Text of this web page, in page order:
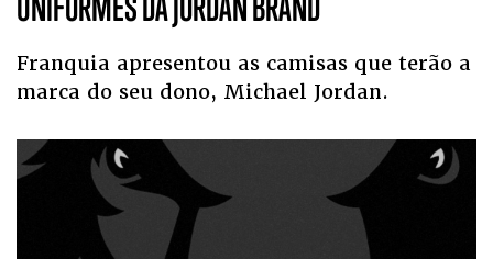
Franquia apresentou as camisas que terão a
marca do seu dono, Michael Jordan.